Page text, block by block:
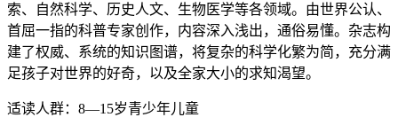
索、自然科学、历史人文、生物医学等各领域。由世界公认、
首屈一指的科普专家创作，内容深入浅出，通俗易懂。杂志构
建了权威、系统的知识图谱，将复杂的科学化繁为简，充分满
足孩子对世界的好奇，以及全家大小的求知渴望。
适读人群：8—15岁青少年儿童